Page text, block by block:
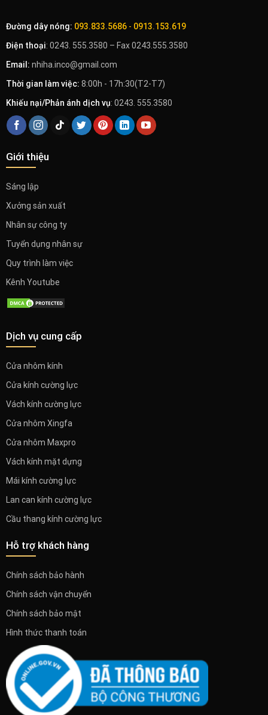
Đường dây nóng: 093.833.5686- 0913.153.619
Điện thoại: 0243. 555.3580 – Fax 0243.555.3580
Email: nhiha.inco@gmail.com
Thời gian làm việc: 8:00h - 17h:30(T2-T7)
Khiếu nại/Phản ánh dịch vụ: 0243. 555.3580
Giới thiệu
Sáng lập
Xưởng sản xuất
Nhân sự công ty
Tuyển dụng nhân sự
Quy trình làm việc
Kênh Youtube
Dịch vụ cung cấp
Cửa nhôm kính
Cửa kính cường lực
Vách kính cường lực
Cửa nhôm Xingfa
Cửa nhôm Maxpro
Vách kính mặt dựng
Mái kính cường lực
Lan can kính cường lực
Cầu thang kính cường lực
Hỗ trợ khách hàng
Chính sách bảo hành
Chính sách vận chuyển
Chính sách bảo mật
Hình thức thanh toán